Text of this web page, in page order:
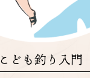
こども釣り入門